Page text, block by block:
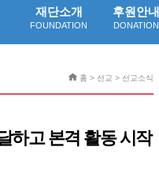
재단소개
FOUNDATION
후원안내
DONATION
홈 > 선교 > 선교소식
하고 본격 활동 시작